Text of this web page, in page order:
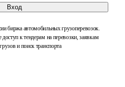
Вход
биржа автомобильных грузоперевозок.
доступ к тендерам на перевозки, заявкам
и поиск транспорта